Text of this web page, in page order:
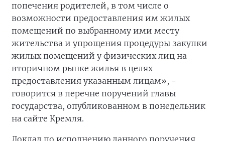
попечения родителей, в том числе о
возможности предоставления им жилых
помещений по выбранному ими месту
жительства и упрощения процедуры закупки
жилых помещений у физических лиц на
вторичном рынке жилья в целях
предоставления указанным лицам», -
говорится в перечне поручений главы
государства, опубликованном в понедельник
на сайте Кремля.